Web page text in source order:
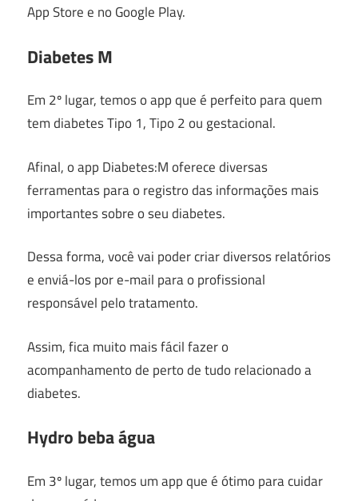
App Store e no Google Play.
Diabetes M
Em 2º lugar, temos o app que é perfeito para quem
tem diabetes Tipo 1, Tipo 2 ou gestacional.
Afinal, o app Diabetes:M oferece diversas
ferramentas para o registro das informações mais
importantes sobre o seu diabetes.
Dessa forma, você vai poder criar diversos relatórios
e enviá-los por e-mail para o profissional
responsável pelo tratamento.
Assim, fica muito mais fácil fazer o
acompanhamento de perto de tudo relacionado a
diabetes.
Hydro beba água
Em 3º lugar, temos um app que é ótimo para cuidar